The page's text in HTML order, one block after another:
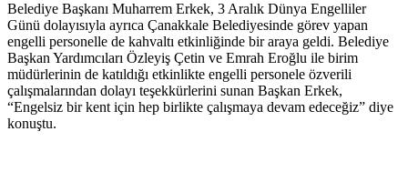
Belediye Başkanı Muharrem Erkek, 3 Aralık Dünya Engelliler
Günü dolayısıyla ayrıca Çanakkale Belediyesinde görev yapan
engelli personelle de kahvaltı etkinliğinde bir araya geldi. Belediye
Başkan Yardımcıları Özleyiş Çetin ve Emrah Eroğlu ile birim
müdürlerinin de katıldığı etkinlikte engelli personele özverili
çalışmalarından dolayı teşekkürlerini sunan Başkan Erkek,
“Engelsiz bir kent için hep birlikte çalışmaya devam edeceğiz” diye
konuştu.